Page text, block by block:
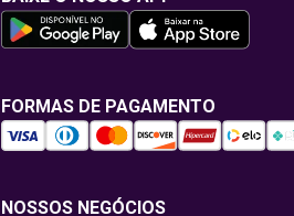
FORMAS DE PAGAMENTO
NOSSOS NEGÓCIOS